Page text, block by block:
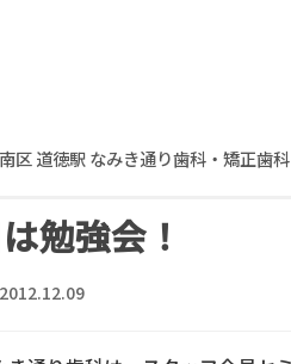
区 道徳駅 なみき通り歯科・矯正歯科
勉強会！
2012.12.09